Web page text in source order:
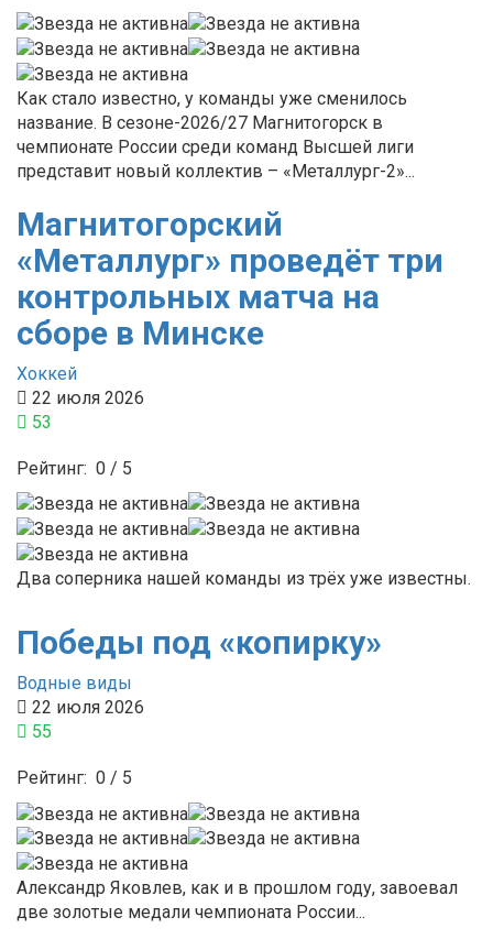
Как стало известно, у команды уже сменилось
название. В сезоне-2026/27 Магнитогорск в
чемпионате России среди команд Высшей лиги
представит новый коллектив – «Металлург-2»...
Магнитогорский
«Металлург» проведёт три
контрольных матча на
сборе в Минске
Хоккей
22 июля 2026
53
Рейтинг: 0 / 5
Два соперника нашей команды из трёх уже известны.
Победы под «копирку»
Водные виды
22 июля 2026
55
Рейтинг: 0 / 5
Александр Яковлев, как и в прошлом году, завоевал
две золотые медали чемпионата России...